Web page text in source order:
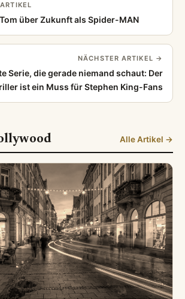
über Zukunft als Spider-MAN
NÄCHSTER ARTIKEL →
Serie, die gerade niemand schaut: Der
ist ein Muss für Stephen King-Fans
Alle Artikel →